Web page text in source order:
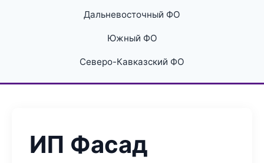
Дальневосточный ФО
Южный ФО
Северо-Кавказский ФО
ИП Фасад